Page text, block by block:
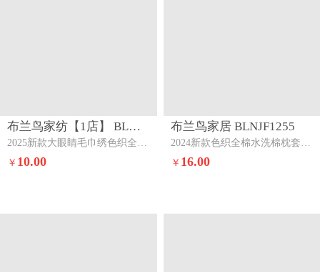
布兰鸟家纺【1店】 BLNJF1860
2025新款大眼睛毛巾绣色织全棉水洗棉四件套软糯亲肤单品单枕套四季通用魔法糖果（眼睛款）
￥ 10.00
布兰鸟家居 BLNJF1255
2024新款色织全棉水洗棉枕套一对黄小格
￥ 16.00